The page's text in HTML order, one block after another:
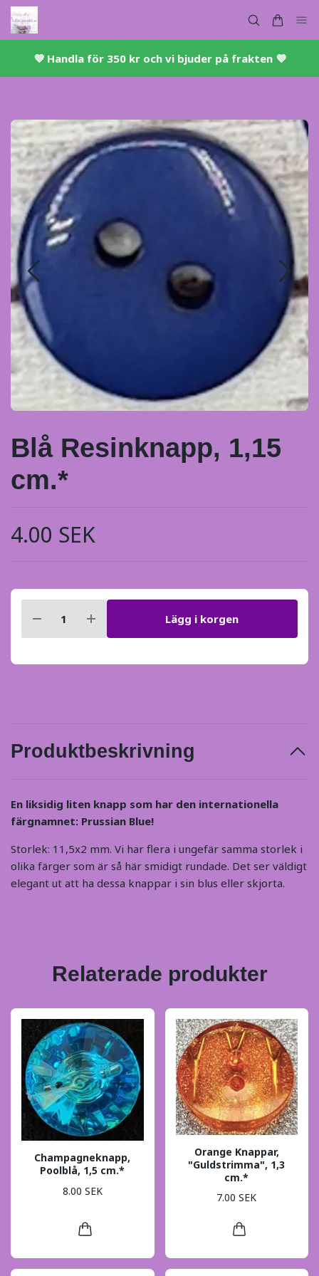
💜 ​Handla för 350 kr och vi bjuder på frakten 💜​
Blå Resinknapp, 1,15
cm.*
4.00 SEK
Lägg i korgen
Produktbeskrivning
En liksidig liten knapp som har den internationella
färgnamnet: Prussian Blue!
Storlek: 11,5x2 mm. Vi har flera i ungefär samma storlek i
olika färger som är så här smidigt rundade. Det ser väldigt
elegant ut att ha dessa knappar i sin blus eller skjorta.
Relaterade produkter
Champagneknapp,
Poolblå, 1,5 cm.*
8.00 SEK
Orange Knappar,
"Guldstrimma", 1,3
cm.*
7.00 SEK